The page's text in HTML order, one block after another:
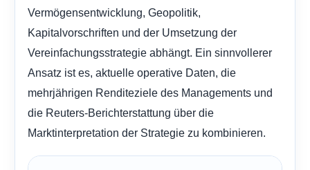
Vermögensentwicklung, Geopolitik,
Kapitalvorschriften und der Umsetzung der
Vereinfachungsstrategie abhängt. Ein sinnvollerer
Ansatz ist es, aktuelle operative Daten, die
mehrjährigen Renditeziele des Managements und
die Reuters-Berichterstattung über die
Marktinterpretation der Strategie zu kombinieren.